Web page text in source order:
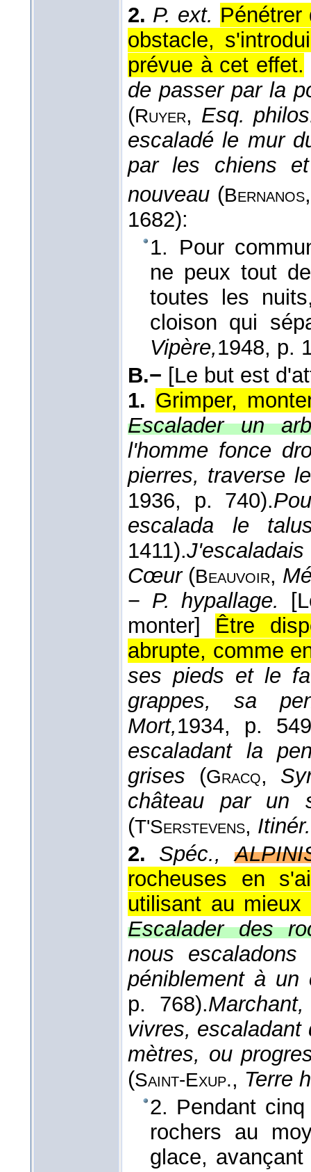
2. P. ext. Pénétrer
obstacle,
prévue à cet effet.
de passer par la
(Ruyer, Esq.
escaladé le mur
par les chiens
nouveau (Bernanos
1682):
1. Pour
ne peux tout
toutes les
cloison qui
Vipère,1948, p.
B.− [Le but est
1. Grimper,
Escalader un
l'homme fonce
pierres, traverse
1936, p. 740).
escalada le
1411).
Cœur(Beauvoir,
− P. hypallage.
monter]
Être
abrupte, comme
ses pieds et le
grappes, sa
Mort,1934, p.
escaladant la
grises (Gracq,
château par un
(T'Serstevens,
2.
Spéc.,
rocheuses en
utilisant au
Escalader des
nous
péniblement à un
p. 768).
vivres, escaladant
mètres, ou
(Saint-Exup., Terre
2. Pendant
rochers au
glace,